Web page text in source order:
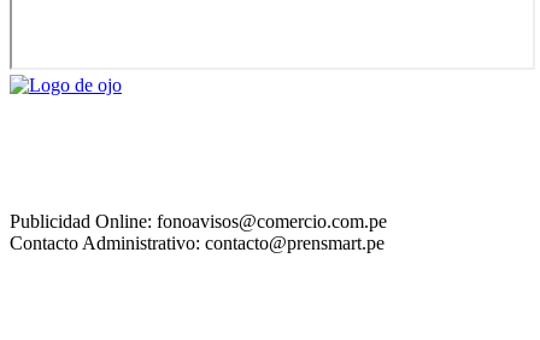
Publicidad Online: fonoavisos@comercio.com.pe
Contacto Administrativo: contacto@prensmart.pe